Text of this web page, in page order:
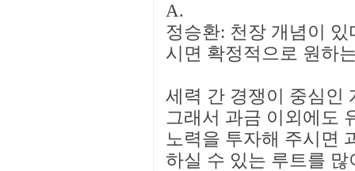
A.
정승환: 천장 개념이
시면 확정적으로 원하
세력 간 경쟁이 중심인
그래서 과금 이외에도
노력을 투자해 주시면
하실 수 있는 루트를